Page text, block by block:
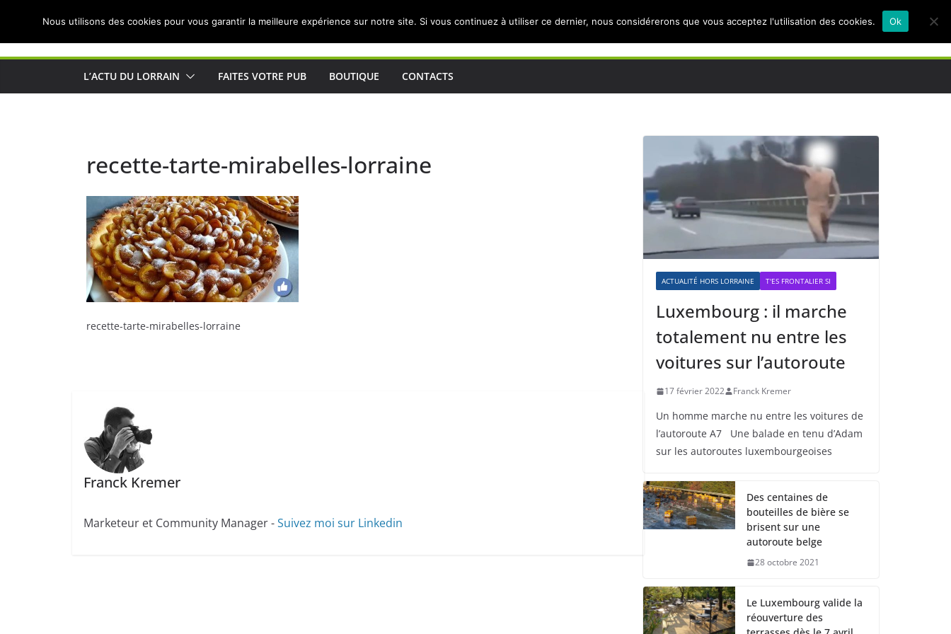
Actualités de Lorraine pour les Lorrains
L’ACTU DU LORRAIN FAITES VOTRE PUB BOUTIQUE CONTACTS
recette-tarte-mirabelles-lorraine
recette-tarte-mirabelles-lorraine
Franck Kremer
Marketeur et Community Manager -Suivez moi sur Linkedin
ACTUALITÉ HORS LORRAINE T'ES FRONTALIER SI
Luxembourg : il marche
totalement nu entre les
voitures sur l’autoroute
17 février 2022 Franck Kremer
Un homme marche nu entre les voitures de
l’autoroute A7 Une balade en tenu d’Adam
sur les autoroutes luxembourgeoises
Des centaines de
bouteilles de bière se
brisent sur une
autoroute belge
28 octobre 2021
Le Luxembourg valide la
réouverture des
Nous utilisons des cookies pour vous garantir la meilleure expérience sur notre site. Si vous continuez à utiliser ce dernier, nous considérerons que vous acceptez l'utilisation des cookies. Ok